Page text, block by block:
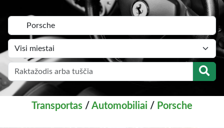
Transportas / Automobiliai / Porsche